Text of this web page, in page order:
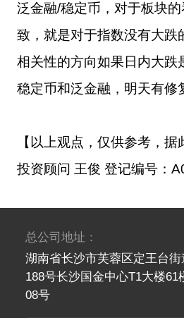
泛金融/稳定币，对于板块
致，就是对于指数没有大跌
相关性的方向如果日内大跌
稳定币和泛金融，明天有修
【以上观点，仅供参考，据
投资顾问 王俊 登记编号：
总公司地址：
湖南省长沙市芙蓉区定王台
188号长沙国金中心T1大楼61
08号